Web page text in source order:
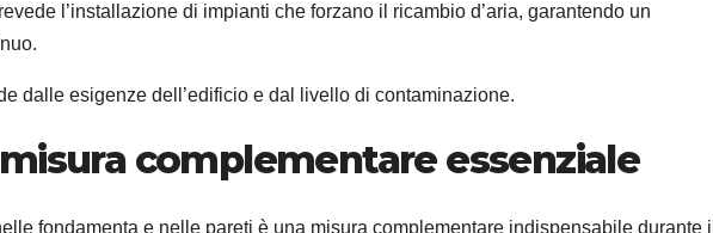
l’installazione di impianti che forzano il ricambio d’aria, garantendo un
dalle esigenze dell’edificio e dal livello di contaminazione.
complementare essenziale
fondamenta e nelle pareti è una misura complementare indispensabile durante il